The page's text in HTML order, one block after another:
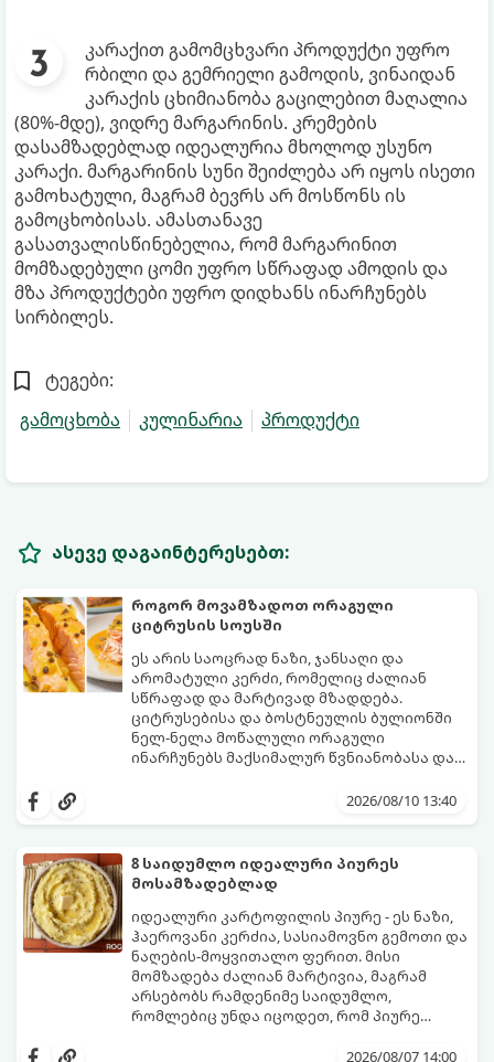
კარაქით გამომცხვარი პროდუქტი უფრო
რბილი და გემრიელი გამოდის, ვინაიდან
კარაქის ცხიმიანობა გაცილებით მაღალია
(80%-მდე), ვიდრე მარგარინის. კრემების
დასამზადებლად იდეალურია მხოლოდ უსუნო
კარაქი. მარგარინის სუნი შეიძლება არ იყოს ისეთი
გამოხატული, მაგრამ ბევრს არ მოსწონს ის
გამოცხობისას. ამასთანავე
გასათვალისწინებელია, რომ მარგარინით
მომზადებული ცომი უფრო სწრაფად ამოდის და
მზა პროდუქტები უფრო დიდხანს ინარჩუნებს
სირბილეს.
ტეგები:
გამოცხობა
კულინარია პროდუქტი
ასევე დაგაინტერესებთ:
როგორ მოვამზადოთ ორაგული
ციტრუსის სოუსში
ეს არის საოცრად ნაზი, ჯანსაღი და
არომატული კერძი, რომელიც ძალიან
სწრაფად და მარტივად მზადდება.
ციტრუსებისა და ბოსტნეულის ბულიონში
ნელ-ნელა მოწალული ორაგული
ინარჩუნებს მაქსიმალურ წვნიანობასა და
„მზიან“ სოუსს, რომელიც ორაგულის
15–20 წუთი ულუფა: 4 პორცია
2026/08/10 13:40
8 საიდუმლო იდეალური პიურეს
მოსამზადებლად
იდეალური კარტოფილის პიურე - ეს ნაზი,
ჰაეროვანი კერძია, სასიამოვნო გემოთი და
ნაღების-მოყვითალო ფერით. მისი
მომზადება ძალიან მარტივია, მაგრამ
არსებობს რამდენიმე საიდუმლო,
რომლებიც უნდა იცოდეთ, რომ პიურე
2026/08/07 14:00